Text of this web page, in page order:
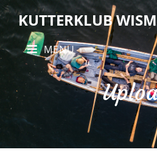
KUTTERKLUB
MENU